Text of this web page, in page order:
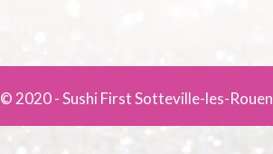
© 2020 -Sushi First Sotteville-les-Rouen